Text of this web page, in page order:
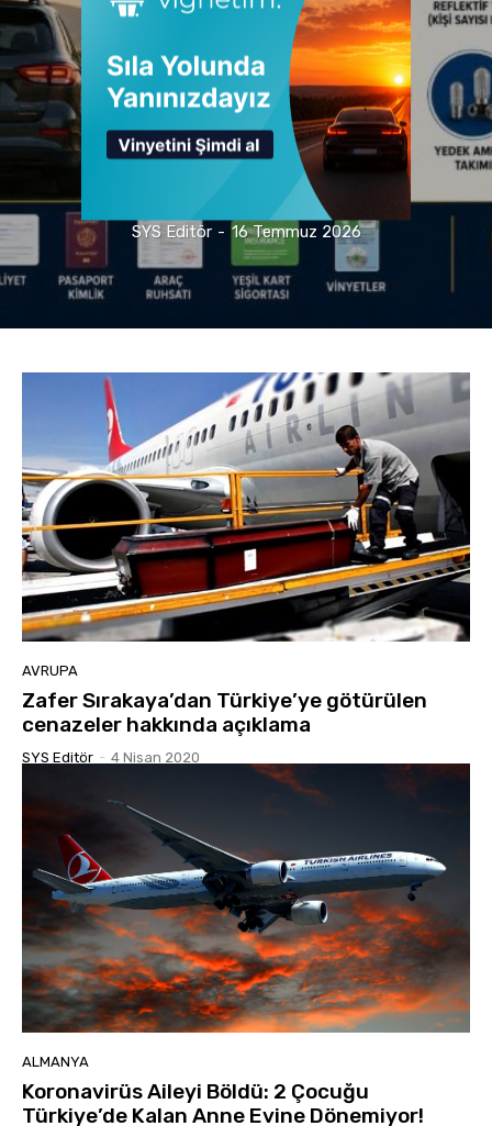
SYS Editör - 16 Temmuz 2026
AVRUPA
Zafer Sırakaya’dan Türkiye’ye götürülen
cenazeler hakkında açıklama
SYS Editör - 4 Nisan 2020
ALMANYA
Koronavirüs Aileyi Böldü: 2 Çocuğu
Türkiye’de Kalan Anne Evine Dönemiyor!